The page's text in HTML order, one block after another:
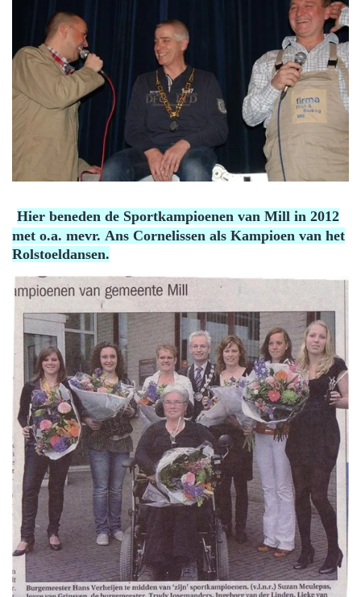
Hier beneden de Sportkampioenen van Mill in 2012
met o.a. mevr. Ans Cornelissen als Kampioen van het
Rolstoeldansen.